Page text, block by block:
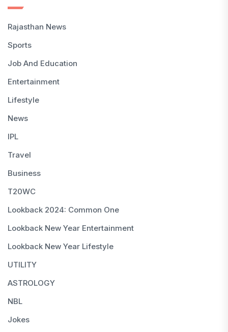
Rajasthan News
Sports
Job And Education
Entertainment
Lifestyle
News
IPL
Travel
Business
T20WC
Lookback 2024: Common One
Lookback New Year Entertainment
Lookback New Year Lifestyle
UTILITY
ASTROLOGY
NBL
Jokes